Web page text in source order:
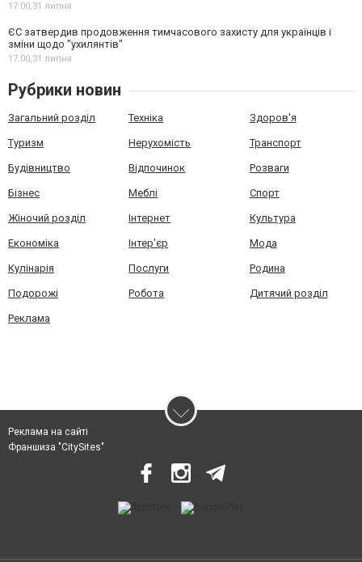
17:00,31 липня
ЄС затвердив продовження тимчасового захисту для українців і
зміни щодо "ухилянтів"
17:00,31 липня
Рубрики новин
Загальний розділ Техніка Здоров'я
Туризм Нерухомість Транспорт
Будівництво Відпочинок Розваги
Бізнес Меблі Спорт
Жіночий розділ Інтернет Культура
Економіка Інтер'єр Мода
Кулінарія Послуги Родина
Подорожі Робота Дитячий розділ
Реклама
Реклама на сайті
Франшиза "CitySites"